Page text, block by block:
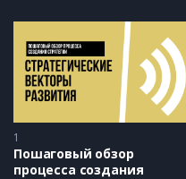
1
Пошаговый обзор
процесса создания